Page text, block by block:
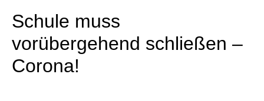
Schule muss
vorübergehend schließen –
Corona!